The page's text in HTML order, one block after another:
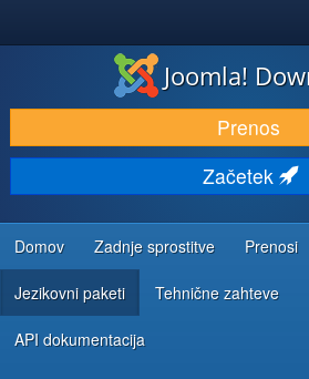
PRENESI IN RAZŠIRI
ODKRIJTE & IZVEJTE
SKUPNOST IN PODPORA
VIRI ZA RAZVIJALCE
Joomla!
Prenos
Začetek
Domov Zadnje sprostitve Prenosi
Jezikovni paketi Tehnične zahteve
API dokumentacija